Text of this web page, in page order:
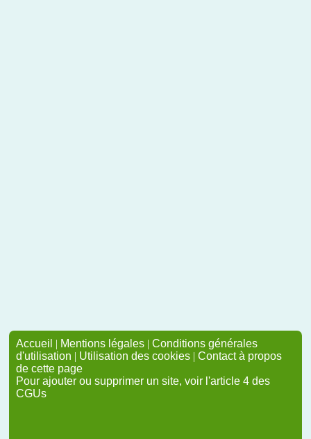
Accueil | Mentions légales | Conditions générales
d'utilisation | Utilisation des cookies | Contact à propos
de cette page
Pour ajouter ou supprimer un site, voir l'article 4 des
CGUs